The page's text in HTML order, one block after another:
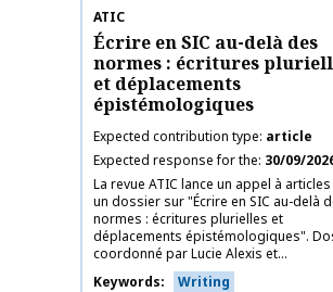
Publication name
ATIC
Écrire en SIC au-delà des
normes : écritures
et déplacements
épistémologiques
Expected contribution type article
Expected response for the 30/09/
La revue ATIC lance un appel à
un dossier sur "Écrire en SIC au-delà
normes : écritures plurielles et
déplacements épistémologiques".
coordonné par Lucie Alexis et...
Keywords
Writing